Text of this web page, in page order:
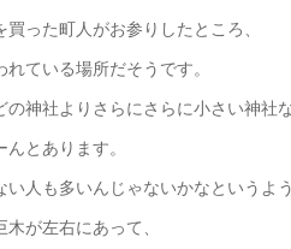
った町人がお参りしたところ、
ている場所だそうです。
の神社よりさらにさらに小さい神社な
とあります。
い人も多いんじゃないかなというよう
が左右にあって、